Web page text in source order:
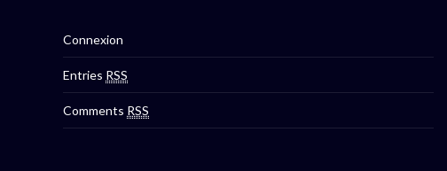
Connexion
Entries RSS
Comments RSS